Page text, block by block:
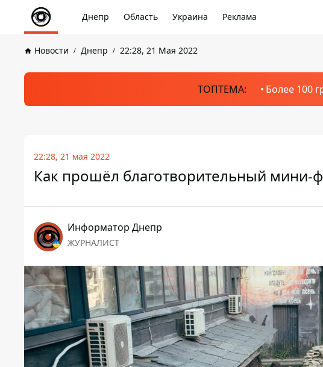
Днепр Область Украина Реклама
Новости Днепр 22:28, 21 Мая 2022
ТОПТЕМА: Более 100
22:28, 21 мая 2022
Как прошёл благотворительный мини-
Информатор Днепр
ЖУРНАЛИСТ